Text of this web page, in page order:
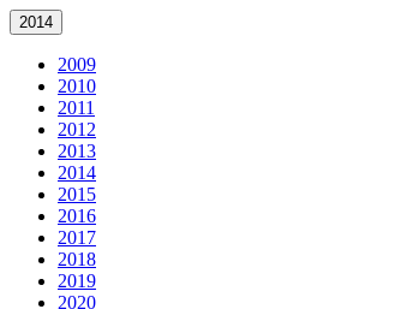
2014
2009
2010
2011
2012
2013
2014
2015
2016
2017
2018
2019
2020